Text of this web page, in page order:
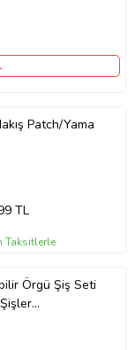
Patch/Yama
TL
Taksitlerle
Örgü Şiş Seti
Çok Amaçlı